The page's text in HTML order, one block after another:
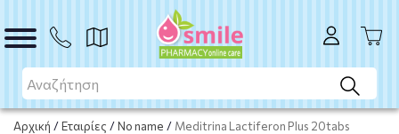
Αρχική /Εταιρίες /No name / Meditrina Lactiferon Plus 20tabs
ΑΓΟΡΑ